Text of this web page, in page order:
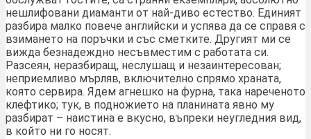
нешлифовани диаманти от най-диво естество. Единият
разбира малко повече английски и успява да се справя с
взимането на поръчки и със сметките. Другият ми се
вижда безнадеждно несъвместим с работата си.
Разсеян, неразбиращ, неслушащ и незаинтересован;
неприемливо мърляв, включително спрямо храната,
която сервира. Ядем агнешко на фурна, така нареченото
клефтико; тук, в подножието на планината явно му
разбират – наистина е вкусно, въпреки неугледния вид,
в който ни го носят.